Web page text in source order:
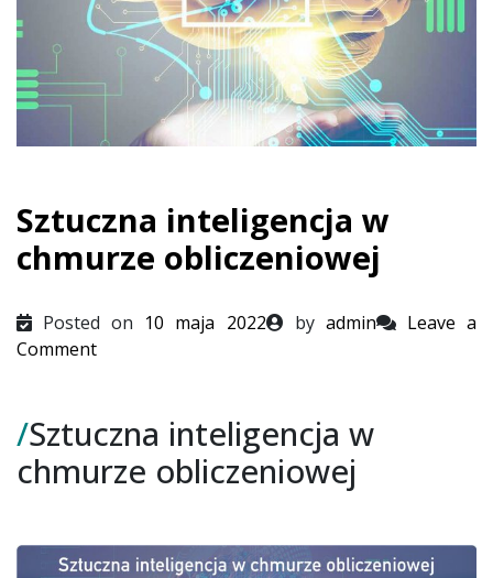
Sztuczna inteligencja w
chmurze obliczeniowej
Posted on 10 maja 2022 by admin
Leave a
Commenton
w
chmurze
obliczeniowej
/Sztuczna inteligencja w
chmurze obliczeniowej